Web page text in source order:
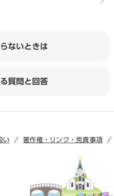
ないときは
質問と回答
い
著作権・リンク・免責事項